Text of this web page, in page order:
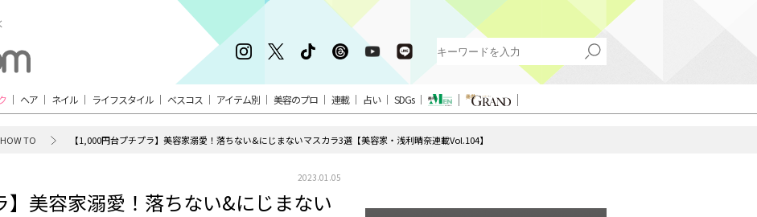
ヘア ネイル ライフスタイル ベスコス アイテム別 美容のプロ 連載 占い SDGs
TO 【1,000円台プチプラ】美容家溺愛！落ちない&にじまないマスカラ3選【美容家・浅利晴奈連載Vol.104】
2023.01.05
】美容家溺愛！落ちない&にじまない